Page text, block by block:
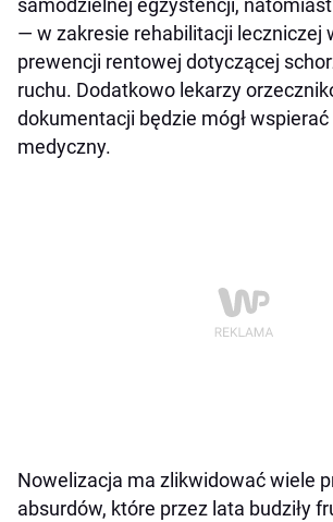
samodzielnej egzystencji,
— w zakresie rehabilitacji leczniczej
prewencji rentowej dotyczącej
ruchu. Dodatkowo lekarzy
dokumentacji będzie mógł
medyczny.
Nowelizacja ma zlikwidować wiele
absurdów, które przez lata budziły